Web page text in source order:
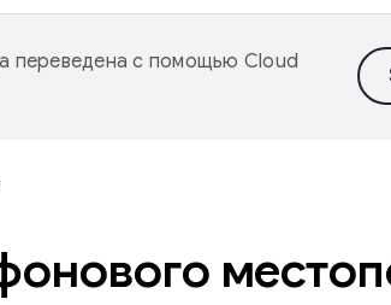
переведена с помощью Cloud